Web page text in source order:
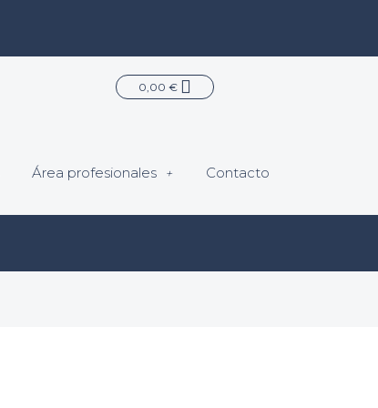
0,00 € Carrito
Área profesionales Contacto